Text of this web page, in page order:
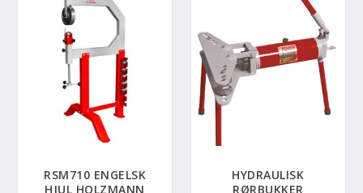
RSM710 ENGELSK
HJUL HOLZMANN
HYDRAULISK
RØRBUKKER